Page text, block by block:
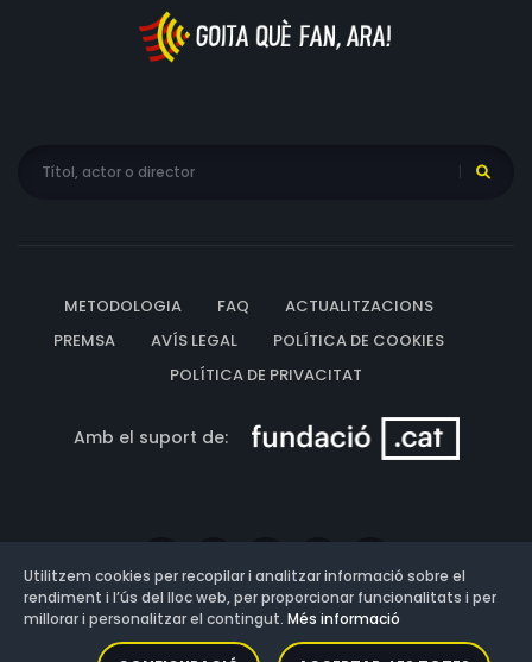
METODOLOGIA FAQ
ACTUALITZACIONS
PREMSA
AVÍS LEGAL
POLÍTICA DE COOKIES
POLÍTICA DE PRIVACITAT
Amb el suport de:
Versió: 3.13.0.202607011342
Utilitzem cookies per recopilar i analitzar informació sobre el
rendiment i l’ús del lloc web, per proporcionar funcionalitats i per
millorar i personalitzar el contingut. Més informació